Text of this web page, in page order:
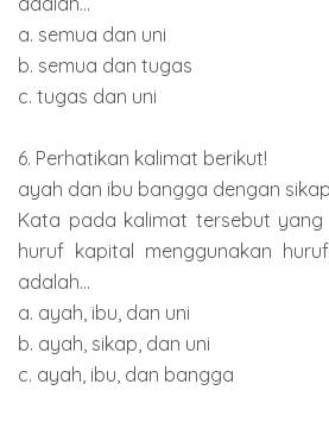
a. semua dan uni
b. semua dan tugas
c. tugas dan uni
6. Perhatikan kalimat berikut!
ayah dan ibu bangga dengan
Kata pada kalimat tersebut yang
huruf kapital menggunakan
adalah...
a. ayah, ibu, dan uni
b. ayah, sikap, dan uni
c. ayah, ibu, dan bangga